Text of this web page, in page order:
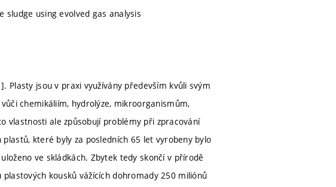
using evolved gas analysis
Plasty jsou v praxi využívány především kvůli svým
chemikáliím, hydrolýze, mikroorganismům,
vlastnosti ale způsobují problémy při zpracování
které byly za posledních 65 let vyrobeny bylo
ve skládkách. Zbytek tedy skončí v přírodě
kousků vážících dohromady 250 miliónů